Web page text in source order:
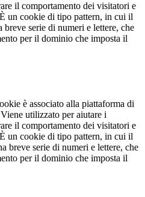
il comportamento dei visitatori e
un cookie di tipo pattern, in cui il
serie di numeri e lettere, che
per il dominio che imposta il
è associato alla piattaforma di
utilizzato per aiutare i
il comportamento dei visitatori e
un cookie di tipo pattern, in cui il
breve serie di numeri e lettere, che
per il dominio che imposta il